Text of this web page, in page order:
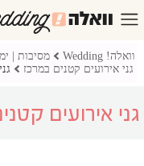
וואלה! Wedding מסיבות |
גני אירועים קטנים במרכז
גני אירועים